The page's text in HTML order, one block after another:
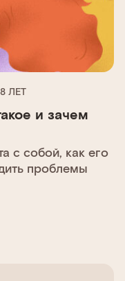
ЛЕТ
и зачем
с собой, как его
проблемы